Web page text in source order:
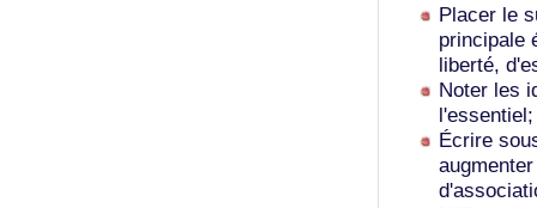
Placer le
principale
liberté,
Noter les
l'essentiel;
Écrire